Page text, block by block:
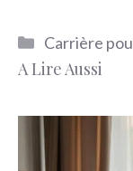
Catégories
Carrière
A Lire Aussi